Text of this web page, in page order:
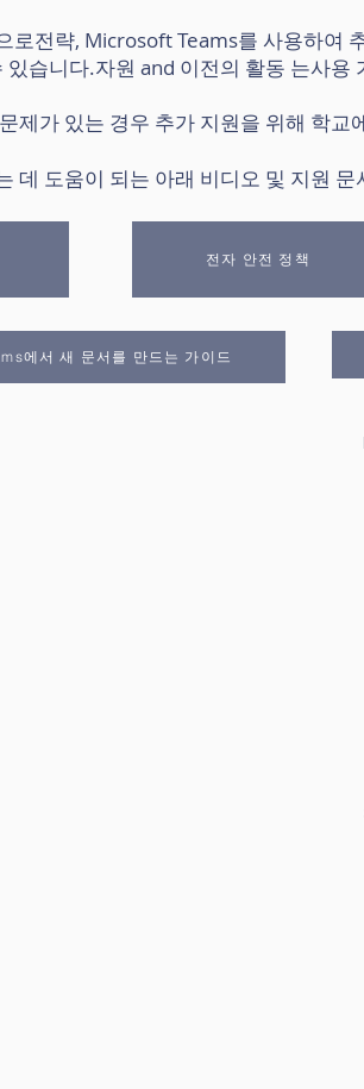
로전략, Microsoft Teams를 사용하여
있습니다.자원 and 이전의 활동 는사용
제가 있는 경우 추가 지원을 위해 학교
데 도움이 되는 아래 비디오 및 지원
전자 안전 정책
에서 새 문서를 만드는 가이드